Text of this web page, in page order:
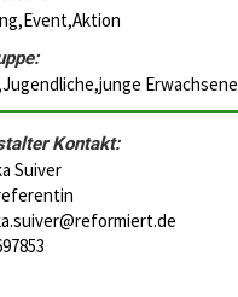
Erwachsene
Kontakt:
Suiver